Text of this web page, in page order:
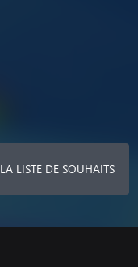
LISTE DE SOUHAITS